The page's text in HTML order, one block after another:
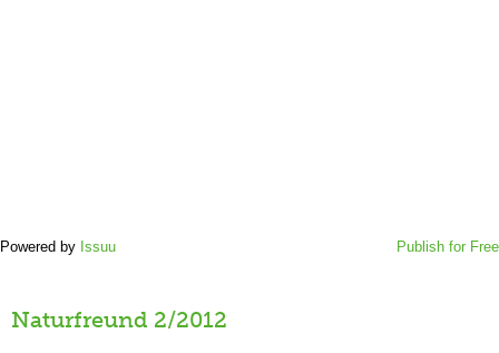
Powered by Issuu Publish for Free
Naturfreund 2/2012